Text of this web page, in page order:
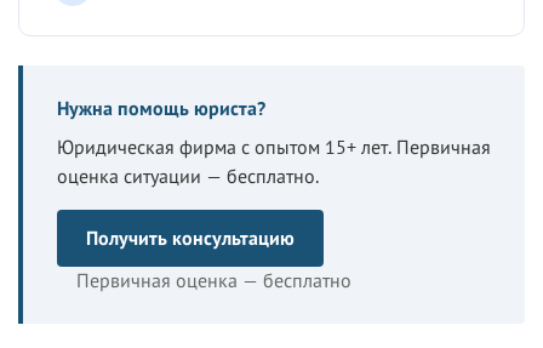
Нужна помощь юриста?
Юридическая фирма с опытом 15+ лет. Первичная
оценка ситуации — бесплатно.
Получить консультацию
Первичная оценка — бесплатно